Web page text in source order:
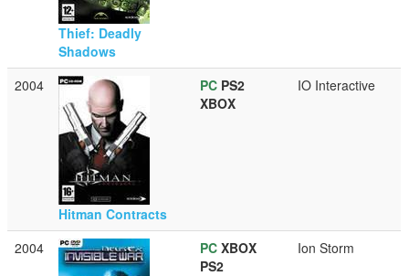
Thief: Deadly
Shadows
2004
Hitman Contracts
PC PS2
XBOX
IO Interactive
2004 PC XBOX
PS2
Ion Storm